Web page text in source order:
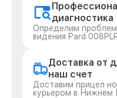
диагностика
Определим
видения Pard
Доставка от
наш счет
Доставим прицел
курьером в Нижнем